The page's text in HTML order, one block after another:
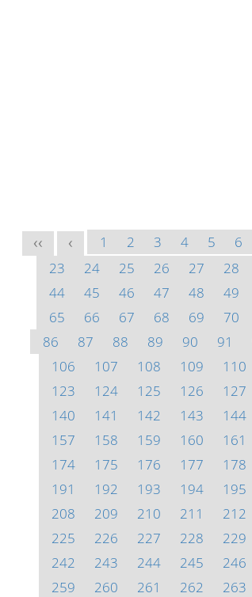
<< < 1 2 3 4 5 6
23
24 25 26 27 28
44
45 46 47 48 49
65
66 67 68 69 70
86
87 88 89 90 91
106
107 108 109 110
123
124 125 126 127
140
141 142 143 144
157
158 159 160 161
174
175 176 177 178
191
192 193 194 195
208
209 210 211 212
225
226 227 228 229
242
243 244 245 246
259
260 261 262 263